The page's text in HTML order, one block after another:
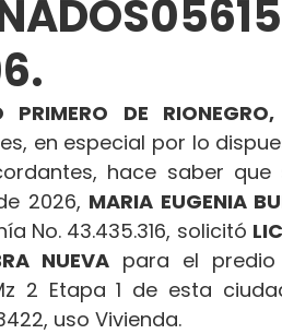
PRIMERO DE RIONEGRO,
en especial por lo
hace saber que
2026, MARIA EUGENIA
No. 43.435.316, solicitó
NUEVA para el predio
2 Etapa 1 de esta
uso Vivienda.